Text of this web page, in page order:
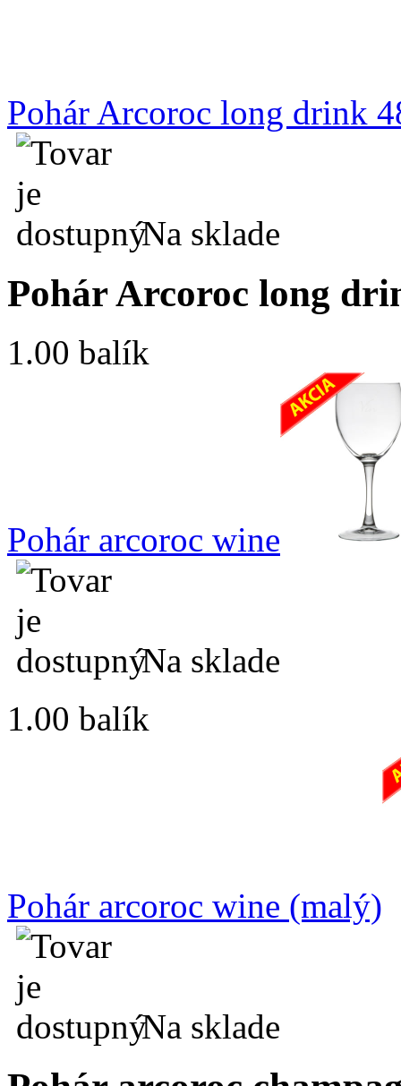
Pohár Arcoroc long drink
Na sklade
Pohár Arcoroc long
1.00 balík
Pohár arcoroc wine
Na sklade
1.00 balík
Pohár arcoroc wine (malý)
Na sklade